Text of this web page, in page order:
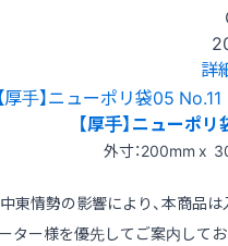
詳
【厚手】ニューポ
外寸：200mm x
東情勢の影響により、本商品
ター様を優先してご案内して